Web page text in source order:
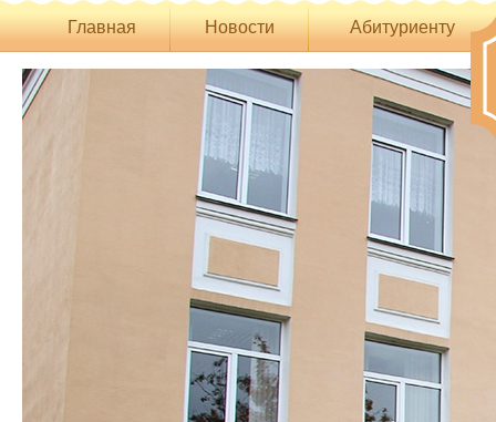
Главная Новости Абитуриенту